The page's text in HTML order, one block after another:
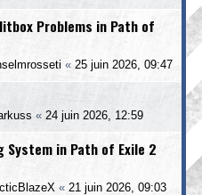
Problems in Path of
« 25 juin 2026, 09:47
« 24 juin 2026, 12:59
System in Path of Exile 2
« 21 juin 2026, 09:03